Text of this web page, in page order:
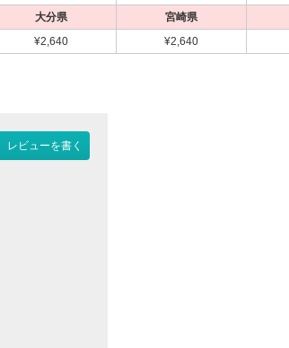
大分県 宮崎県
¥2,640 ¥2,640
レビューを書く